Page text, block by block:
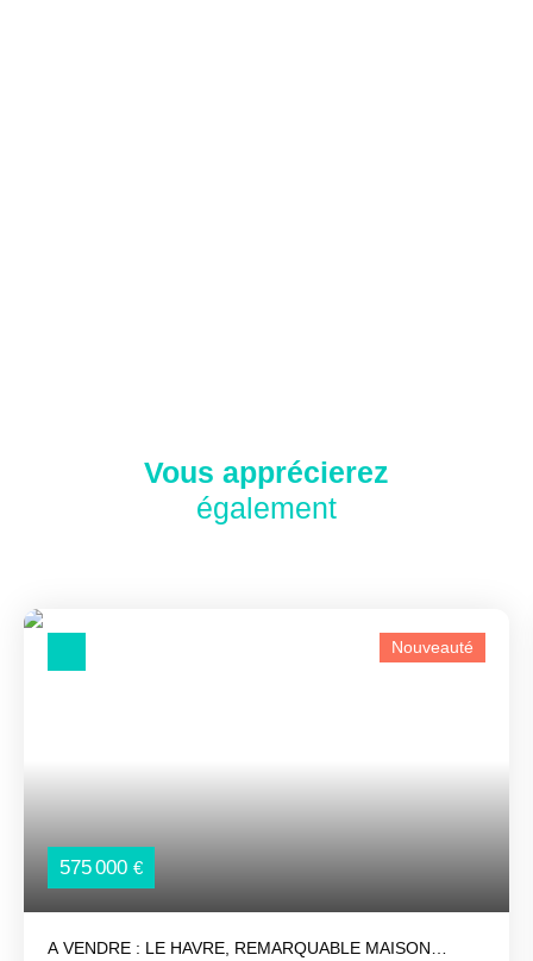
Vous apprécierez
également
575 000 €
Nouveauté
A VENDRE : LE HAVRE, REMARQUABLE MAISON